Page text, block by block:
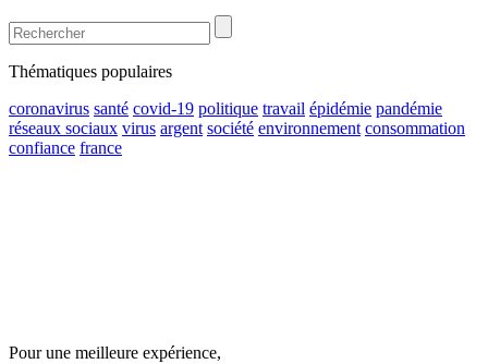
Thématiques populaires
coronavirus santé covid-19 politique travail épidémie pandémie
réseaux sociaux virus argent société environnement consommation
confiance france
Pour une meilleure expérience,